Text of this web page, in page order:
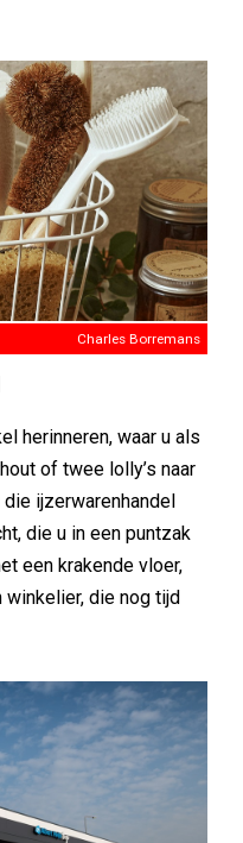
Charles Borremans
herinneren, waar u als
of twee lolly’s naar
ijzerwarenhandel
die u in een puntzak
een krakende vloer,
die nog tijd